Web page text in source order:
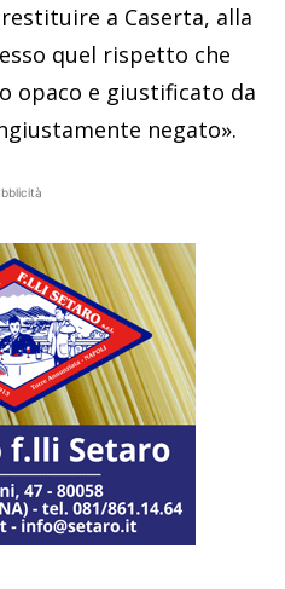
a Caserta, alla
quel rispetto che
opaco e giustificato da
negato».